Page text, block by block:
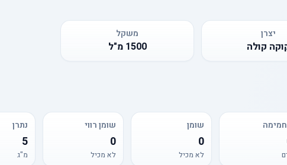
יצרן
קולה
משקל
1500 מ"ל
שומן
0
לא מכיל
שומן רווי
0
לא מכיל
נתרן
5
מ"ג